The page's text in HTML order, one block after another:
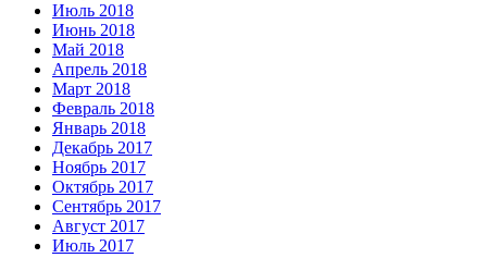
Июль 2018
Июнь 2018
Май 2018
Апрель 2018
Март 2018
Февраль 2018
Январь 2018
Декабрь 2017
Ноябрь 2017
Октябрь 2017
Сентябрь 2017
Август 2017
Июль 2017